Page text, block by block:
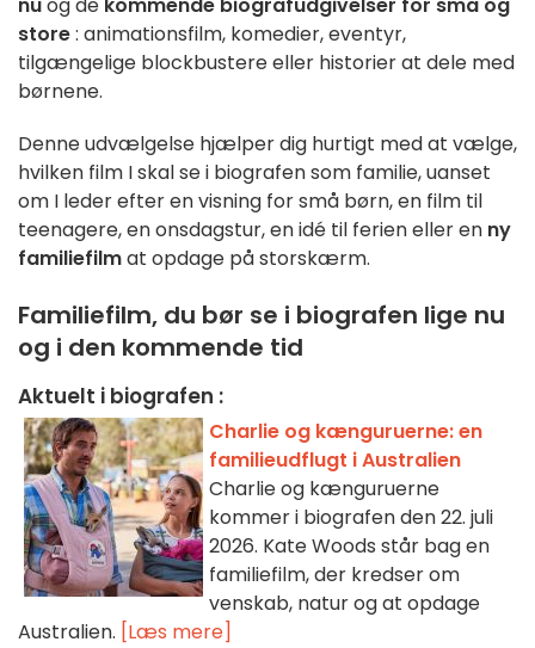
nuog de kommende biografudgivelser for små og
store: animationsfilm, komedier, eventyr,
tilgængelige blockbustere eller historier at dele med
børnene.
Denne udvælgelse hjælper dig hurtigt med at vælge,
hvilken film I skal se i biografen som familie, uanset
om I leder efter en visning for små børn, en film til
teenagere, en onsdagstur, en idé til ferien eller en ny
familiefilmat opdage på storskærm.
Familiefilm, du bør se i biografen lige nu
og i den kommende tid
Aktuelt i biografen :
Charlie og kænguruerne: en
familieudflugt i Australien
Charlie og kænguruerne
kommer i biografen den 22. juli
2026. Kate Woods står bag en
familiefilm, der kredser om
venskab, natur og at opdage
Australien. [Læs mere]